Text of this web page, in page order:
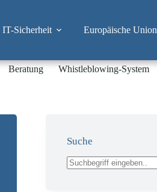
IT-Sicherheit Europäische Union
Beratung Whistleblowing-System
Suche